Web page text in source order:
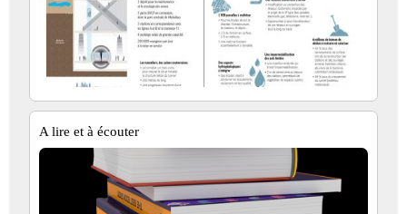
A lire et à écouter